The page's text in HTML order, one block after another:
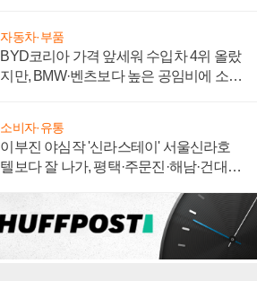
자동차·부품
BYD코리아 가격 앞세워 수입차 4위 올랐
지만, BMW·벤츠보다 높은 공임비에 소비
소비자·유통
이부진 야심작 '신라스테이' 서울신라호
텔보다 잘 나가, 평택·주문진·해남·건대로